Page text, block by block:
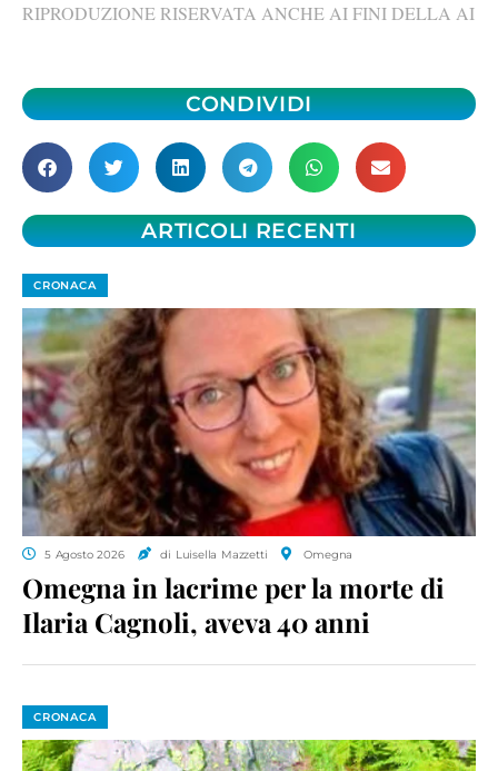
RIPRODUZIONE RISERVATA ANCHE AI FINI DELLA AI
CONDIVIDI
ARTICOLI RECENTI
CRONACA
5 Agosto 2026 di Luisella Mazzetti Omegna
Omegna in lacrime per la morte di
Ilaria Cagnoli, aveva 40 anni
CRONACA